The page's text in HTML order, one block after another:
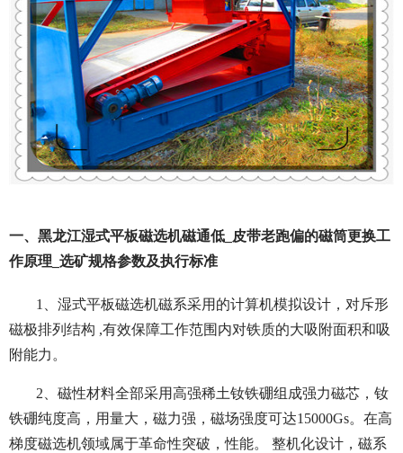
一、黑龙江湿式平板磁选机磁通低_皮带老跑偏的磁筒更换工
作原理_选矿规格参数及执行标准
1、湿式平板磁选机磁系采用的计算机模拟设计，对斥形
磁极排列结构 ,有效保障工作范围内对铁质的大吸附面积和吸
附能力。
2、磁性材料全部采用高强稀土钕铁硼组成强力磁芯，钕
铁硼纯度高，用量大，磁力强，磁场强度可达15000Gs。在高
梯度磁选机领域属于革命性突破，性能。 整机化设计，磁系